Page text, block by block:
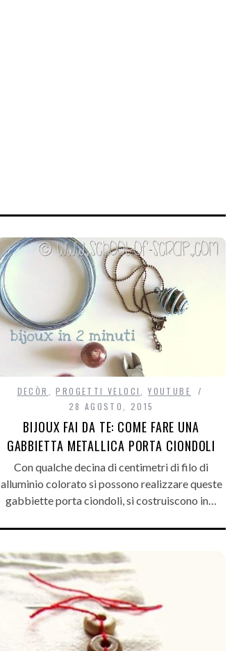
DECÒR ,PROGETTI VELOCI ,YOUTUBE
28 AGOSTO, 2015
BIJOUX FAI DA TE: COME FARE UNA
GABBIETTA METALLICA PORTA CIONDOLI
Con qualche decina di centimetri di filo di
alluminio colorato si possono realizzare queste
gabbiette porta ciondoli, si costruiscono in…